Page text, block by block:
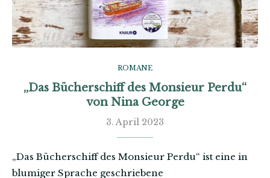
ROMANE
„Das Bücherschiff des Monsieur Perdu“
von Nina George
3. April 2023
„Das Bücherschiff des Monsieur Perdu“ ist eine in
blumiger Sprache geschriebene